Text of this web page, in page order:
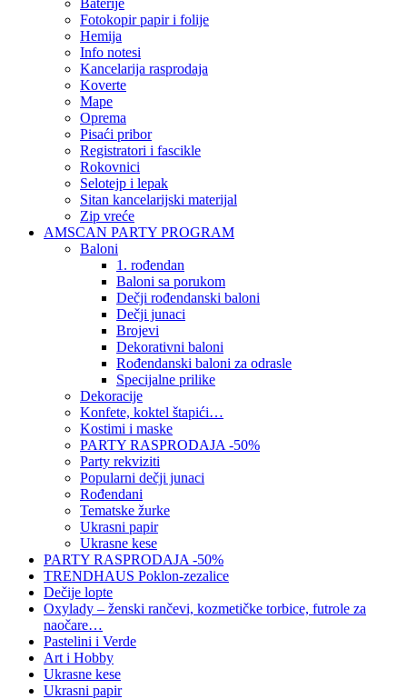
Fotokopir papir i folije
Hemija
Info notesi
Kancelarija rasprodaja
Koverte
Mape
Oprema
Pisaći pribor
Registratori i fascikle
Rokovnici
Selotejp i lepak
Sitan kancelarijski materijal
Zip vreće
AMSCAN PARTY PROGRAM
Baloni
1. rođendan
Baloni sa porukom
Dečji rođendanski baloni
Dečji junaci
Brojevi
Dekorativni baloni
Rođendanski baloni za odrasle
Specijalne prilike
Dekoracije
Konfete, koktel štapići…
Kostimi i maske
PARTY RASPRODAJA -50%
Party rekviziti
Popularni dečji junaci
Rođendani
Tematske žurke
Ukrasni papir
Ukrasne kese
PARTY RASPRODAJA -50%
TRENDHAUS Poklon-zezalice
Dečije lopte
Oxylady – ženski rančevi, kozmetičke torbice, futrole za
naočare…
Pastelini i Verde
Art i Hobby
Ukrasne kese
Ukrasni papir